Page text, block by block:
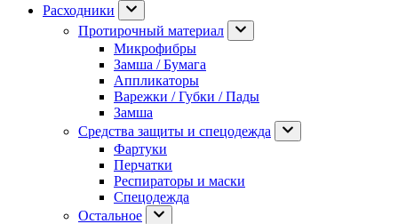
Расходники
Протирочный материал
Микрофибры
Замша / Бумага
Аппликаторы
Варежки / Губки / Пады
Замша
Средства защиты и спецодежда
Фартуки
Перчатки
Респираторы и маски
Спецодежда
Остальное